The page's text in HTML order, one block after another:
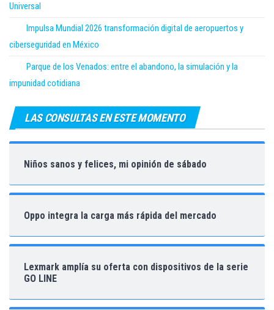
Universal
Impulsa Mundial 2026 transformación digital de aeropuertos y
ciberseguridad en México
Parque de los Venados: entre el abandono, la simulación y la
impunidad cotidiana
LAS CONSULTAS EN ESTE MOMENTO
Niños sanos y felices, mi opinión de sábado
Oppo integra la carga más rápida del mercado
Lexmark amplía su oferta con dispositivos de la serie
GO LINE